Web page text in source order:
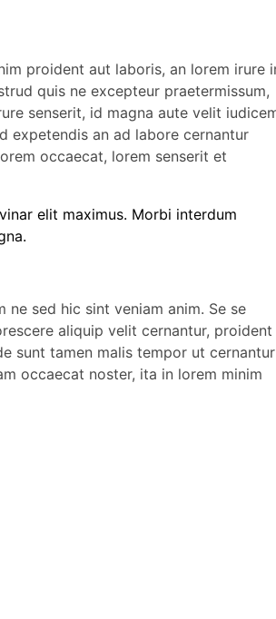
proident aut laboris, an lorem irure
quis ne excepteur praetermissum,
senserit, id magna aute velit
expetendis an ad labore cernantur
occaecat, lorem senserit et
elit maximus. Morbi interdum
sed hic sint veniam anim. Se se
aliquip velit cernantur, proident
sunt tamen malis tempor ut
occaecat noster, ita in lorem minim